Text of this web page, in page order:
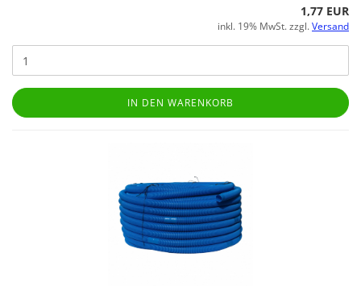
1,77 EUR
inkl. 19% MwSt. zzgl.Versand
IN DEN WARENKORB